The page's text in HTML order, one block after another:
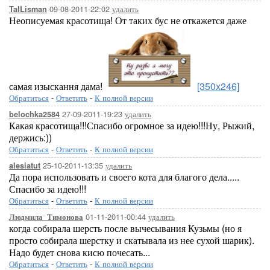
TalLisman 09-08-2011-22:02 удалить
Неописуемая красотища! От таких бус не откажется даже
самая изыскання дама! [350x246]
Обратиться - Ответить - К полной версии
belochka2584 27-09-2011-19:23 удалить
Какая красотища!!!Спасибо огромное за идею!!!Ну, Рыжий,
держись:))
Обратиться - Ответить - К полной версии
alesiatut 25-10-2011-13:35 удалить
Да пора использовать и своего кота для благого дела.....
Спасибо за идею!!!
Обратиться - Ответить - К полной версии
Людмила_Тимонова 01-11-2011-00:44 удалить
когда собирала шерсть после вычесывания Кузьмы (но я
просто собирала шерстку и скатывала из нее сухой шарик).
Надо будет снова кисю почесать...
Обратиться - Ответить - К полной версии